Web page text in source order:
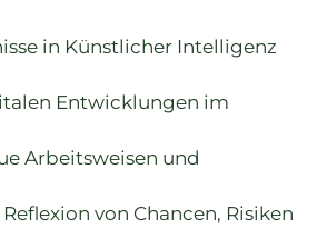
in Künstlicher Intelligenz
Entwicklungen im
Arbeitsweisen und
von Chancen, Risiken